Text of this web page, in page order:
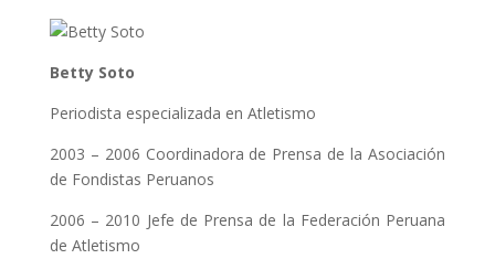
Betty Soto
Periodista especializada en Atletismo
2003 – 2006 Coordinadora de Prensa de la Asociación
de Fondistas Peruanos
2006 – 2010 Jefe de Prensa de la Federación Peruana
de Atletismo